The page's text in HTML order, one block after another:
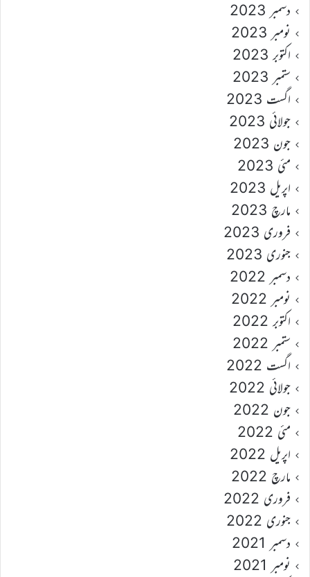
دسمبر 2023
نومبر 2023
اکتوبر 2023
ستمبر 2023
اگست 2023
جولائی 2023
جون 2023
مئی 2023
اپریل 2023
مارچ 2023
فروری 2023
جنوری 2023
دسمبر 2022
نومبر 2022
اکتوبر 2022
ستمبر 2022
اگست 2022
جولائی 2022
جون 2022
مئی 2022
اپریل 2022
مارچ 2022
فروری 2022
جنوری 2022
دسمبر 2021
نومبر 2021